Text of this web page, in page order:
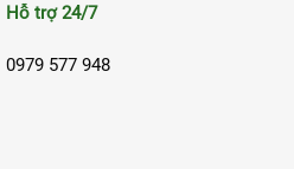
Hỗ trợ 24/7
0979 577 948